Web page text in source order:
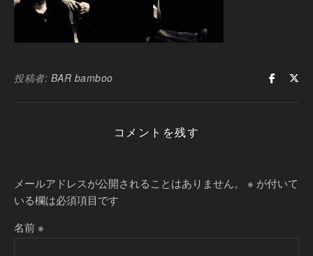
投稿者: BAR bamboo
コメントを残す
メールアドレスが公開されることはありません。 ※ が付いて
いる欄は必須項目です
名前※